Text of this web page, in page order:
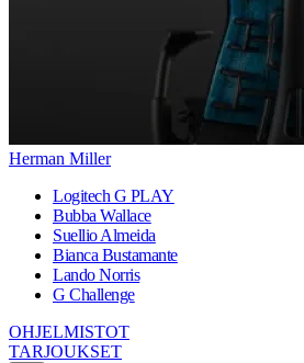
Herman Miller
Logitech G PLAY
Bubba Wallace
Suellio Almeida
Bianca Bustamante
Lando Norris
G Challenge
OHJELMISTOT
TARJOUKSET